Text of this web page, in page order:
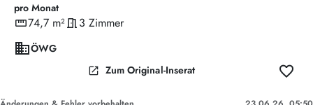
pro Monat
straighten
Wohnfläche
74,7 m²meeting_room
Zimmer
3 Zimmer
domainÖWG
open_in_new Zum Original-Inserat favorite